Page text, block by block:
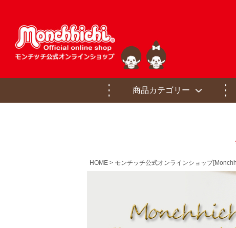
商品カテゴリー
HOME モンチッチ公式オンラインショップ